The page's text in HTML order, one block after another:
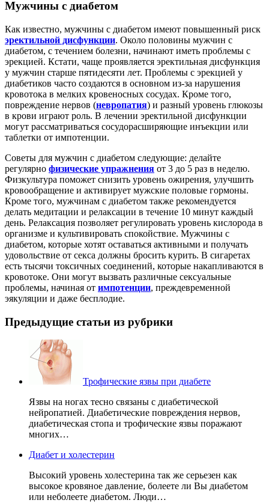
Мужчины с диабетом
Как известно, мужчины с диабетом имеют повышенный риск
эректильной дисфункции. Около половины мужчин с
диабетом, с течением болезни, начинают иметь проблемы с
эрекцией. Кстати, чаще проявляется эректильная дисфункция
у мужчин старше пятидесяти лет. Проблемы с эрекцией у
диабетиков часто создаются в основном из-за нарушения
кровотока в мелких кровеносных сосудах. Кроме того,
повреждение нервов (невропатия) и разный уровень глюкозы
в крови играют роль. В лечении эректильной дисфункции
могут рассматриваться сосудорасширяющие инъекции или
таблетки от импотенции.
Советы для мужчин с диабетом следующие: делайте
регулярно физические упражнения от 3 до 5 раз в неделю.
Физкультура поможет снизить уровень ожирения, улучшить
кровообращение и активирует мужские половые гормоны.
Кроме того, мужчинам с диабетом также рекомендуется
делать медитации и релаксации в течение 10 минут каждый
день. Релаксация позволяет регулировать уровень кислорода в
организме и культивировать спокойствие. Мужчины с
диабетом, которые хотят оставаться активными и получать
удовольствие от секса должны бросить курить. В сигаретах
есть тысячи токсичных соединений, которые накапливаются в
кровотоке. Они могут вызвать различные сексуальные
проблемы, начиная от импотенции, преждевременной
эякуляции и даже бесплодие.
Предыдущие статьи из рубрики
Трофические язвы при диабете
Язвы на ногах тесно связаны с диабетической
нейропатией. Диабетические повреждения нервов,
диабетическая стопа и трофические язвы поражают
многих…
Диабет и холестерин
Высокий уровень холестерина так же серьезен как
высокое кровяное давление, болеете ли Вы диабетом
или неболеете диабетом. Люди…